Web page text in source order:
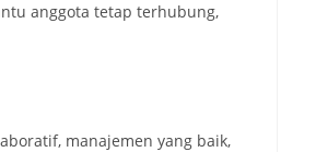
anggota tetap terhubung,
manajemen yang baik,